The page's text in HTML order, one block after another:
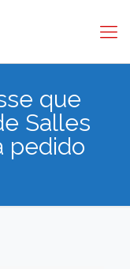
que
Salles
pedido